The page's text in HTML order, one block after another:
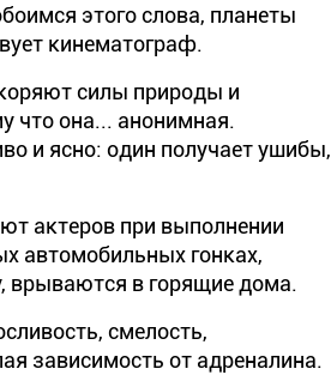
этого слова, планеты
кинематограф.
силы природы и
что она... анонимная.
и ясно: один получает ушибы,
актеров при выполнении
автомобильных гонках,
врываются в горящие дома.
смелость,
зависимость от адреналина.